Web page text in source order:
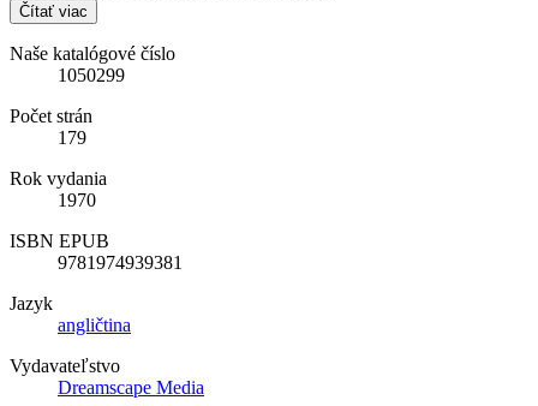
Čítať viac
Naše katalógové číslo
1050299
Počet strán
179
Rok vydania
1970
ISBN EPUB
9781974939381
Jazyk
angličtina
Vydavateľstvo
Dreamscape Media